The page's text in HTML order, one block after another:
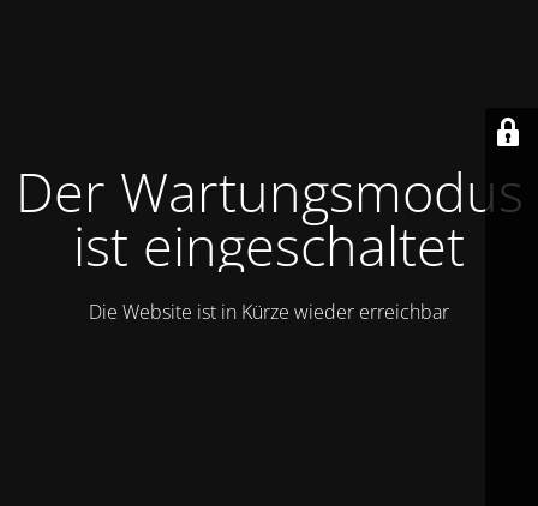
Der Wartungsmodus
ist eingeschaltet
Die Website ist in Kürze wieder erreichbar